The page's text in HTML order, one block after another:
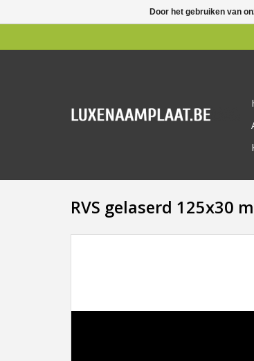
RVS gelaserd 125x30
Door het gebruiken van